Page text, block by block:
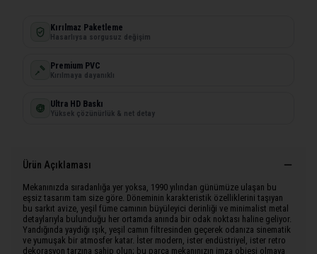
Kırılmaz Paketleme
Hasarlıysa sorgusuz değişim
Premium PVC
Kırılmaya dayanıklı
Ultra HD Baskı
Yüksek çözünürlük & net detay
Ürün Açıklaması
Mekanınızda sıradanlığa yer yoksa, 1990 yılından günümüze ulaşan bu
eşsiz tasarım tam size göre. Döneminin karakteristik özelliklerini taşıyan
bu sarkıt avize, yeşil füme camının büyüleyici derinliği ve minimalist metal
detaylarıyla bulunduğu her ortamda anında bir odak noktası haline geliyor.
Yandığında yaydığı ışık, yeşil camın filtresinden geçerek odanıza sinematik
ve yumuşak bir atmosfer katar. İster modern, ister endüstriyel, ister retro
dekorasyon tarzına sahip olun; bu parça mekanınızın imza objesi olmaya